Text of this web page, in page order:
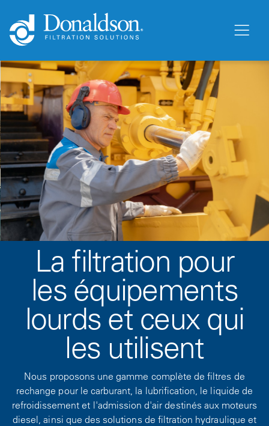
La filtration pour
les équipements
lourds et ceux qui
les utilisent
Nous proposons une gamme complète de filtres de
rechange pour le carburant, la lubrification, le liquide de
refroidissement et l'admission d'air destinés aux moteurs
diesel, ainsi que des solutions de filtration hydraulique et